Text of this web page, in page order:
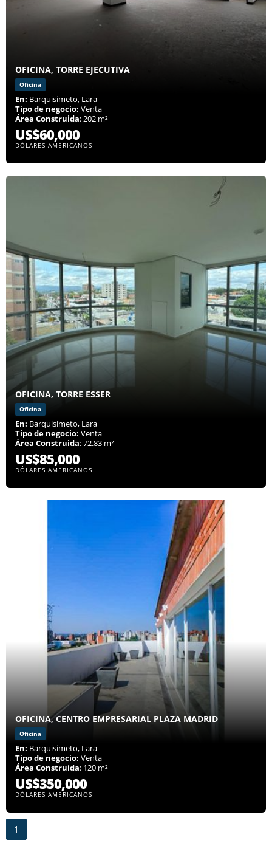
OFICINA, TORRE EJECUTIVA
Oficina
En: Barquisimeto, Lara
Tipo de negocio: Venta
Área Construida: 202 m²
US$60,000
DÓLARES AMERICANOS
OFICINA, TORRE ESSER
Oficina
En: Barquisimeto, Lara
Tipo de negocio: Venta
Área Construida: 72.83 m²
US$85,000
DÓLARES AMERICANOS
OFICINA, CENTRO EMPRESARIAL PLAZA MADRID
Oficina
En: Barquisimeto, Lara
Tipo de negocio: Venta
Área Construida: 120 m²
US$350,000
DÓLARES AMERICANOS
1